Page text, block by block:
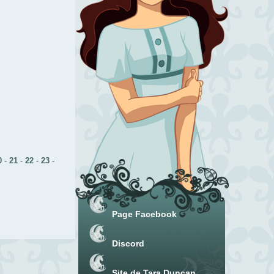
Page Facebook
Discord
- 21- 22- 23-